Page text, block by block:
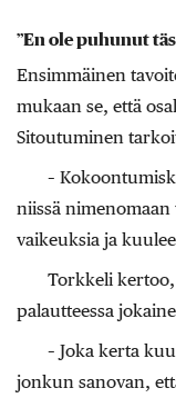
”En ole puhunut
Ensimmäinen
mukaan se, että
Sitoutuminen
–
niissä nimenomaan
vaikeuksia ja
Torkkeli
palautteessa
– Joka kerta
jonkun sanovan,